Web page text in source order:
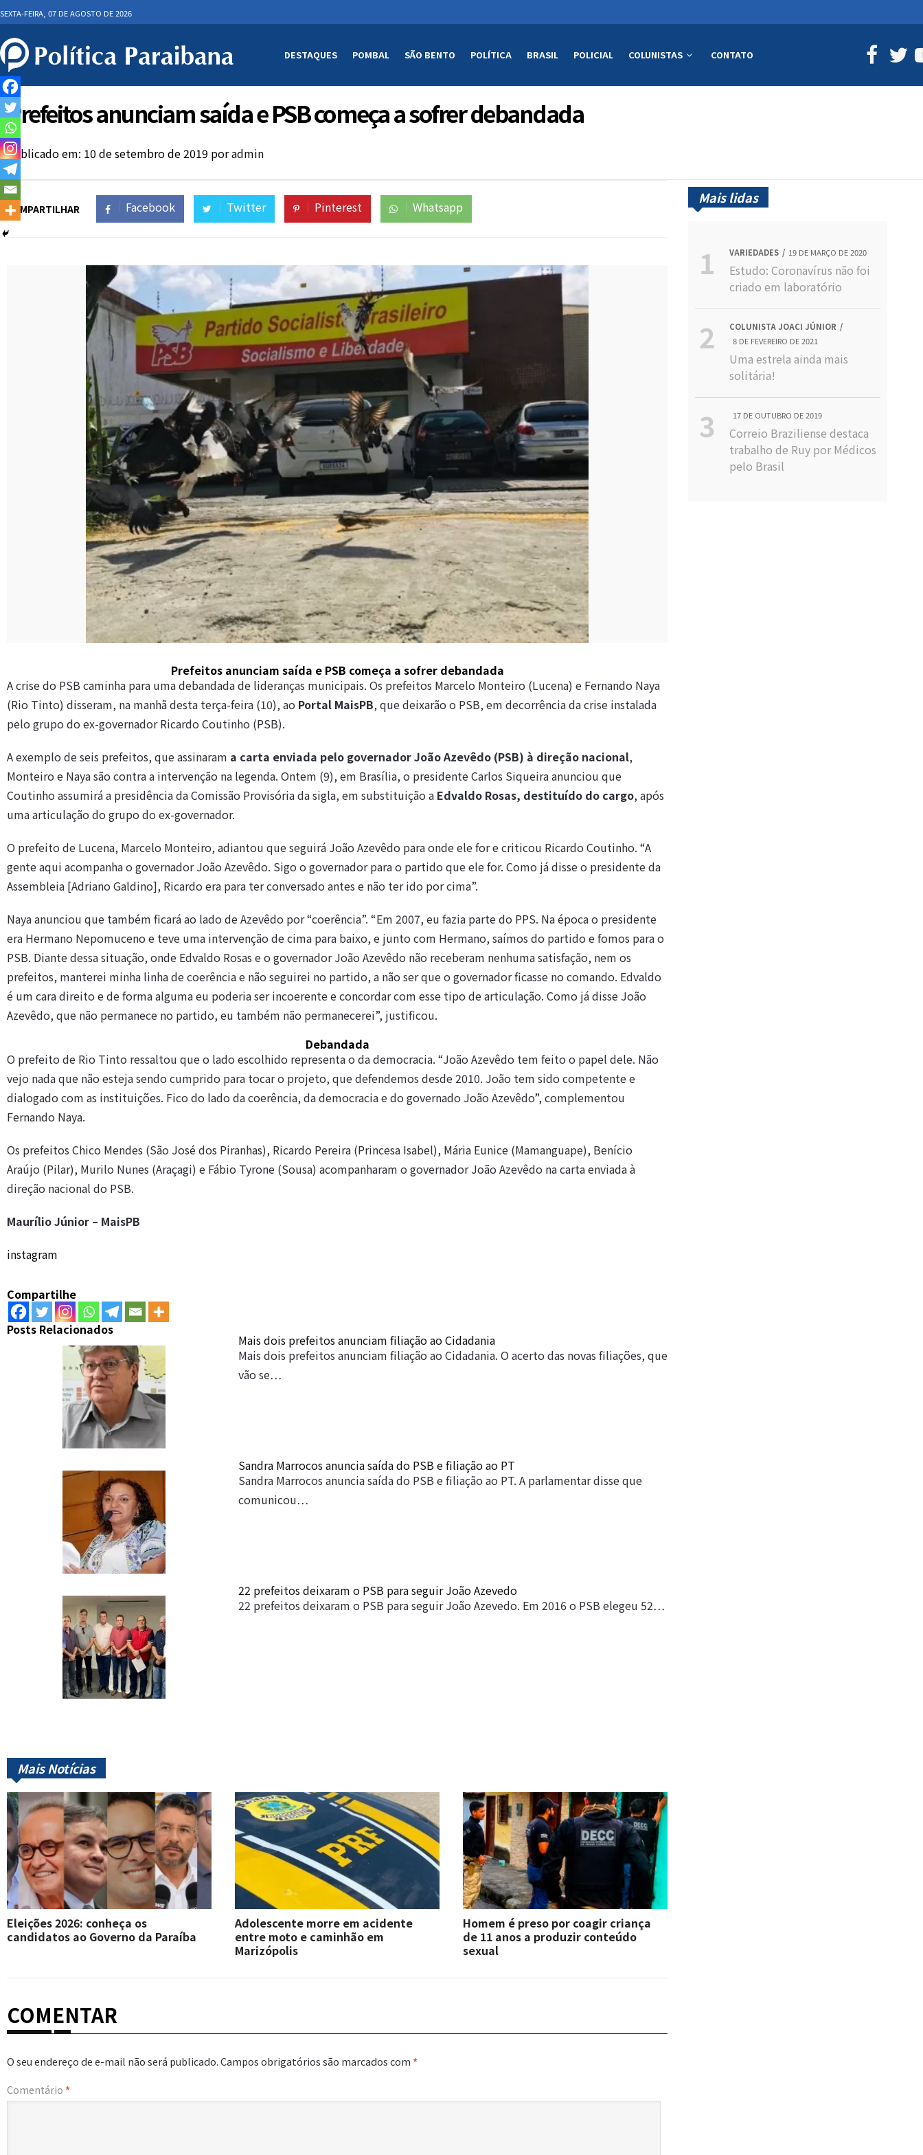
SEXTA-FEIRA, 07 DE AGOSTO DE 2026
DESTAQUES POMBAL SÃO BENTO POLÍTICA BRASIL POLICIAL COLUNISTAS CONTATO
Prefeitos anunciam saída e PSB começa a sofrer debandada
Publicado em: 10 de setembro de 2019 poradmin
COMPARTILHAR Facebook Twitter Pinterest Whatsapp
Prefeitos anunciam saída e PSB começa a sofrer debandada
A crise do PSB caminha para uma debandada de lideranças municipais. Os prefeitos Marcelo Monteiro (Lucena) e Fernando Naya
(Rio Tinto) disseram, na manhã desta terça-feira (10), ao Portal MaisPB, que deixarão o PSB, em decorrência da crise instalada
pelo grupo do ex-governador Ricardo Coutinho (PSB).
A exemplo de seis prefeitos, que assinaram a carta enviada pelo governador João Azevêdo (PSB) à direção nacional,
Monteiro e Naya são contra a intervenção na legenda. Ontem (9), em Brasília, o presidente Carlos Siqueira anunciou que
Coutinho assumirá a presidência da Comissão Provisória da sigla, em substituição a Edvaldo Rosas, destituído do cargo, após
uma articulação do grupo do ex-governador.
O prefeito de Lucena, Marcelo Monteiro, adiantou que seguirá João Azevêdo para onde ele for e criticou Ricardo Coutinho. “A
gente aqui acompanha o governador João Azevêdo. Sigo o governador para o partido que ele for. Como já disse o presidente da
Assembleia [Adriano Galdino], Ricardo era para ter conversado antes e não ter ido por cima”.
Naya anunciou que também ficará ao lado de Azevêdo por “coerência”. “Em 2007, eu fazia parte do PPS. Na época o presidente
era Hermano Nepomuceno e teve uma intervenção de cima para baixo, e junto com Hermano, saímos do partido e fomos para o
PSB. Diante dessa situação, onde Edvaldo Rosas e o governador João Azevêdo não receberam nenhuma satisfação, nem os
prefeitos, manterei minha linha de coerência e não seguirei no partido, a não ser que o governador ficasse no comando. Edvaldo
é um cara direito e de forma alguma eu poderia ser incoerente e concordar com esse tipo de articulação. Como já disse João
Azevêdo, que não permanece no partido, eu também não permanecerei”, justificou.
Debandada
O prefeito de Rio Tinto ressaltou que o lado escolhido representa o da democracia. “João Azevêdo tem feito o papel dele. Não
vejo nada que não esteja sendo cumprido para tocar o projeto, que defendemos desde 2010. João tem sido competente e
dialogado com as instituições. Fico do lado da coerência, da democracia e do governado João Azevêdo”, complementou
Fernando Naya.
Os prefeitos Chico Mendes (São José dos Piranhas), Ricardo Pereira (Princesa Isabel), Mária Eunice (Mamanguape), Benício
Araújo (Pilar), Murilo Nunes (Araçagi) e Fábio Tyrone (Sousa) acompanharam o governador João Azevêdo na carta enviada à
direção nacional do PSB.
Maurílio Júnior – MaisPB
instagram
Compartilhe
Posts Relacionados
Mais dois prefeitos anunciam filiação ao Cidadania
Mais dois prefeitos anunciam filiação ao Cidadania. O acerto das novas filiações, que
vão se…
Sandra Marrocos anuncia saída do PSB e filiação ao PT
Sandra Marrocos anuncia saída do PSB e filiação ao PT. A parlamentar disse que
comunicou…
22 prefeitos deixaram o PSB para seguir João Azevedo
22 prefeitos deixaram o PSB para seguir João Azevedo. Em 2016 o PSB elegeu 52…
Mais Notícias
Eleições 2026: conheça os
candidatos ao Governo da Paraíba
Adolescente morre em acidente
entre moto e caminhão em
Marizópolis
Homem é preso por coagir criança
de 11 anos a produzir conteúdo
sexual
COMENTAR
O seu endereço de e-mail não será publicado.Campos obrigatórios são marcados com*
Comentário *
Mais lidas
VARIEDADES 19 DE MARÇO DE 2020
Estudo: Coronavírus não foi
criado em laboratório
COLUNISTA JOACI JÚNIOR
8 DE FEVEREIRO DE 2021
Uma estrela ainda mais
solitária!
17 DE OUTUBRO DE 2019
Correio Braziliense destaca
trabalho de Ruy por Médicos
pelo Brasil